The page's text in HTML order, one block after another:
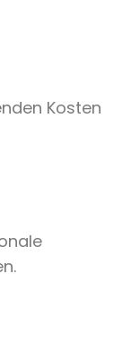
Kosten